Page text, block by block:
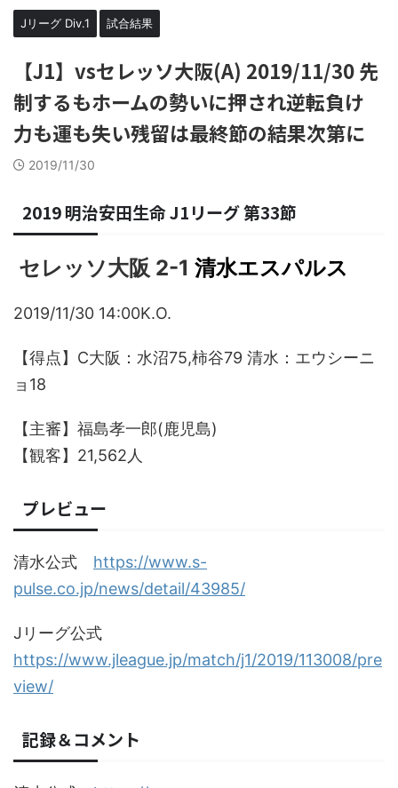
Jリーグ Div.1 試合結果
【J1】vsセレッソ大阪(A) 2019/11/30 先
制するもホームの勢いに押され逆転負け
力も運も失い残留は最終節の結果次第に
2019/11/30
2019 明治安田生命 J1リーグ 第33節
セレッソ大阪 2-1 清水エスパルス
2019/11/30 14:00K.O.
【得点】C大阪：水沼75,柿谷79 清水：エウシーニ
ョ18
【主審】福島孝一郎(鹿児島)
【観客】21,562人
プレビュー
清水公式 https://www.s-
pulse.co.jp/news/detail/43985/
Jリーグ公式
https://www.jleague.jp/match/j1/2019/113008/pre
view/
記録＆コメント